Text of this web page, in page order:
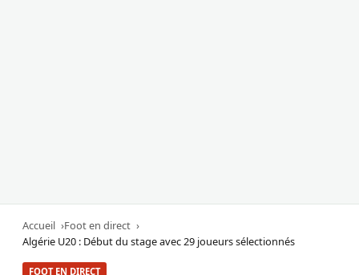
Accueil
Foot en direct
Algérie U20 : Début du stage avec 29 joueurs sélectionnés
FOOT EN DIRECT